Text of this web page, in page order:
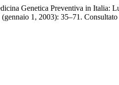
Genetica Preventiva in Italia:
(gennaio 1, 2003): 35–71.